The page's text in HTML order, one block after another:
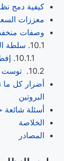
كيفية دمج
معززات
وصفات
سلطة
توست
أضرار كل ما
البروتين
أسئلة شائعة
الخلاصة
المصادر